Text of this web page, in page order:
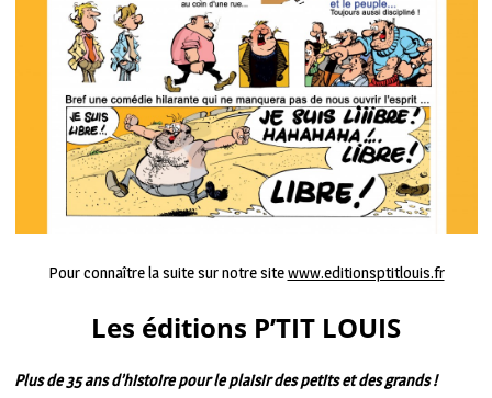
Pour connaître la suite sur notre sitewww.editionsptitlouis.fr
Les éditions P’TIT LOUIS
Plus de 35 ans d’histoire pour le plaisir des petits et des grands !